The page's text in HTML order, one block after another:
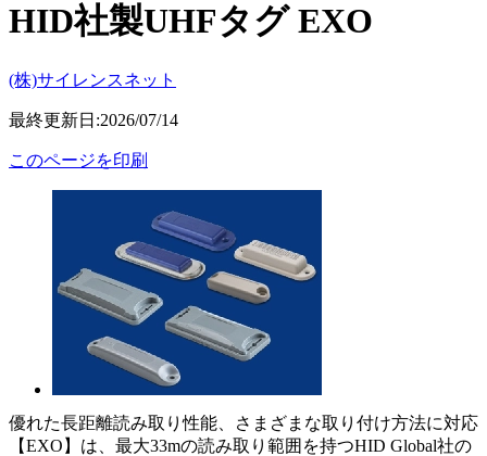
HID社製UHFタグ EXO
(株)サイレンスネット
最終更新日:2026/07/14
このページを印刷
優れた長距離読み取り性能、さまざまな取り付け方法に対応
【EXO】は、最大33mの読み取り範囲を持つHID Global社の